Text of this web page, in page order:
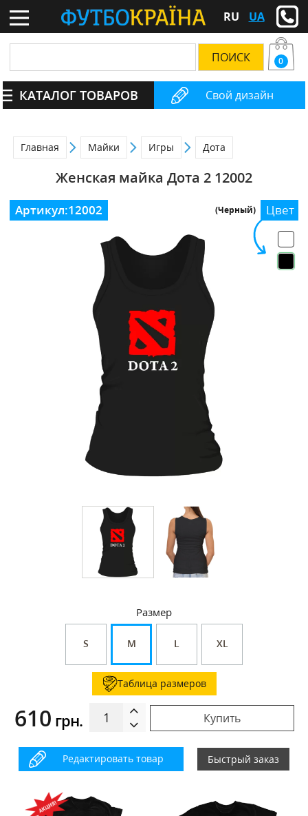
RU UA
Свой дизайн
0
КАТАЛОГ ТОВАРОВ
Главная Майки Игры Дота
Женская майка Дота 2 12002
Цвет
(Черный)
Размер
S M L XL
Таблица размеров
610 грн. Купить
Редактировать товар Быстрый заказ
Артикул:12002